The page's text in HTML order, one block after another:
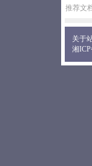
推荐文
关于
湘ICP